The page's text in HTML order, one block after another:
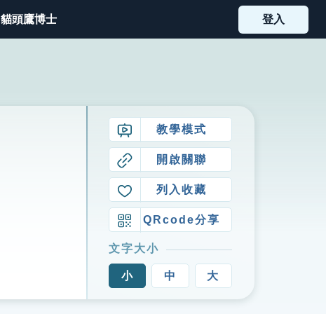
貓頭鷹博士 登入
教學模式
開啟關聯
列入收藏
QRcode分享
文字大小
小 中 大